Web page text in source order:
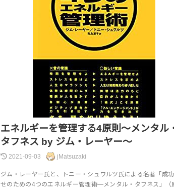
エネルギーを管理する4原則〜メンタル
タフネス by ジム・レーヤー〜
2021-09-03 jMatsuzaki
ジム・レーヤー氏と、トニー・シュワルツ氏による名著「成
せのための4つのエネルギー管理術―メンタル・タフネス」（